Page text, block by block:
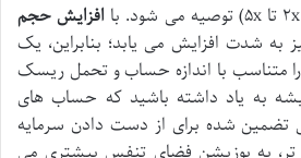
افزایش حجم
به شدت افزایش می یابد؛ بنابراین، یک
را متناسب با اندازه حساب و تحمل ریسک
به یاد داشته باشید که حساب های
تضمین شده برای از دست دادن سرمایه